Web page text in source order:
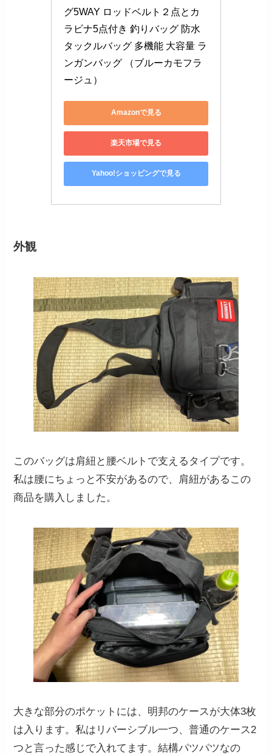
グ5WAY ロッドベルト２点とカ
ラビナ5点付き 釣りバッグ 防水
タックルバッグ 多機能 大容量 ラ
ンガンバッグ （ブルーカモフラ
ージュ）
Amazonで見る
楽天市場で見る
Yahoo!ショッピングで見る
外観
このバッグは肩紐と腰ベルトで支えるタイプです。
私は腰にちょっと不安があるので、肩紐があるこの
商品を購入しました。
大きな部分のポケットには、明邦のケースが大体3枚
は入ります。私はリバーシブル一つ、普通のケース2
つと言った感じで入れてます。結構パツパツなの